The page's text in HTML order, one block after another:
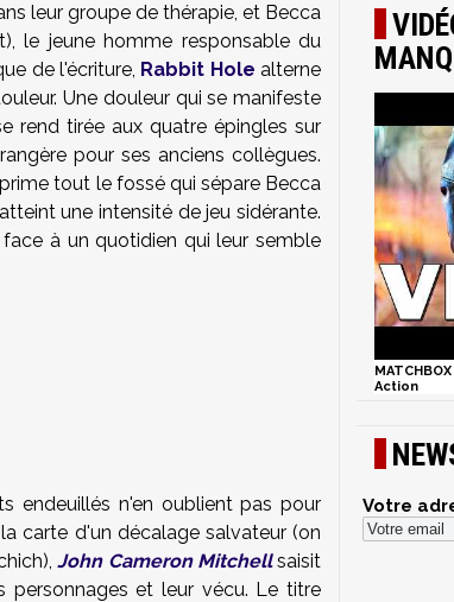
leur groupe de thérapie, et Becca
le jeune homme responsable du
de l'écriture, Rabbit Hole alterne
Une douleur qui se manifeste
rend tirée aux quatre épingles sur
pour ses anciens collègues.
tout le fossé qui sépare Becca
une intensité de jeu sidérante.
à un quotidien qui leur semble
endeuillés n'en oublient pas pour
carte d'un décalage salvateur (on
John Cameron Mitchellsaisit
personnages et leur vécu. Le titre
Action
Votre